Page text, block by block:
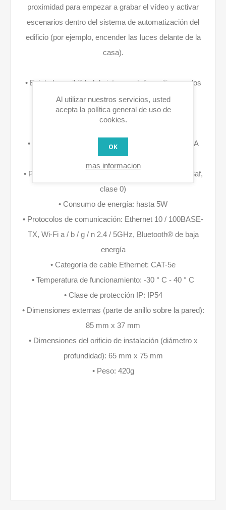
proximidad para empezar a grabar el vídeo y activar
escenarios dentro del sistema de automatización del
edificio (por ejemplo, encender las luces delante de la
casa).
• Existe la posibilidad de integrar el dispositivo con los
sistemas de alarma.
• Parámetros de suministro de CC: 12V +/- 10%, 1A
LPS
• Parámetros de PoE: (PSE): 36-57V, 350mA (802.3af,
clase 0)
• Consumo de energía: hasta 5W
• Protocolos de comunicación: Ethernet 10 / 100BASE-
TX, Wi-Fi a / b / g / n 2.4 / 5GHz, Bluetooth® de baja
energía
• Categoría de cable Ethernet: CAT-5e
• Temperatura de funcionamiento: -30 ° C - 40 ° C
• Clase de protección IP: IP54
• Dimensiones externas (parte de anillo sobre la pared):
85 mm x 37 mm
• Dimensiones del orificio de instalación (diámetro x
profundidad): 65 mm x 75 mm
• Peso: 420g
Al utilizar nuestros servicios, usted
acepta la política general de uso de
cookies.
OK
mas informacion